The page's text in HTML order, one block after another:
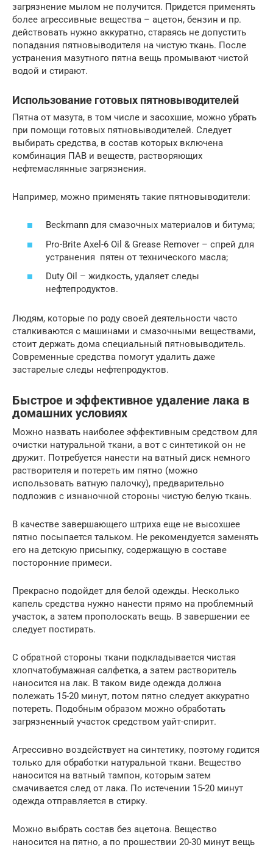
загрязнение мылом не получится. Придется применять
более агрессивные вещества – ацетон, бензин и пр.
действовать нужно аккуратно, стараясь не допустить
попадания пятновыводителя на чистую ткань. После
устранения мазутного пятна вещь промывают чистой
водой и стирают.
Использование готовых пятновыводителей
Пятна от мазута, в том числе и засохшие, можно убрать
при помощи готовых пятновыводителей. Следует
выбирать средства, в состав которых включена
комбинация ПАВ и веществ, растворяющих
нефтемаслянные загрязнения.
Например, можно применять такие пятновыводители:
Beckmann для смазочных материалов и битума;
Pro-Brite Axel-6 Oil & Grease Remover – спрей для
устранения пятен от технического масла;
Duty Oil – жидкость, удаляет следы
нефтепродуктов.
Людям, которые по роду своей деятельности часто
сталкиваются с машинами и смазочными веществами,
стоит держать дома специальный пятновыводитель.
Современные средства помогут удалить даже
застарелые следы нефтепродуктов.
Быстрое и эффективное удаление лака в
домашних условиях
Можно назвать наиболее эффективным средством для
очистки натуральной ткани, а вот с синтетикой он не
дружит. Потребуется нанести на ватный диск немного
растворителя и потереть им пятно (можно
использовать ватную палочку), предварительно
подложив с изнаночной стороны чистую белую ткань.
В качестве завершающего штриха еще не высохшее
пятно посыпается тальком. Не рекомендуется заменять
его на детскую присыпку, содержащую в составе
посторонние примеси.
Прекрасно подойдет для белой одежды. Несколько
капель средства нужно нанести прямо на проблемный
участок, а затем прополоскать вещь. В завершении ее
следует постирать.
С обратной стороны ткани подкладывается чистая
хлопчатобумажная салфетка, а затем растворитель
наносится на лак. В таком виде одежда должна
полежать 15-20 минут, потом пятно следует аккуратно
потереть. Подобным образом можно обработать
загрязненный участок средством уайт-спирит.
Агрессивно воздействует на синтетику, поэтому годится
только для обработки натуральной ткани. Вещество
наносится на ватный тампон, которым затем
смачивается след от лака. По истечении 15-20 минут
одежда отправляется в стирку.
Можно выбрать состав без ацетона. Вещество
наносится на пятно, а по прошествии 20-30 минут вещь